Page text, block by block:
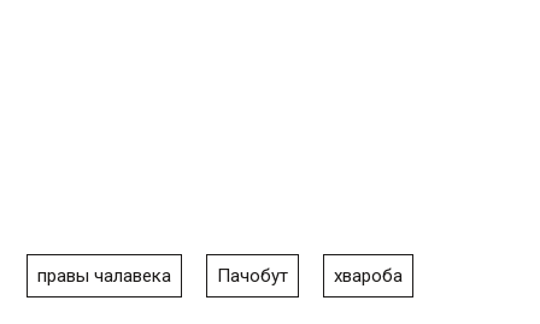
правы чалавека Пачобут хвароба